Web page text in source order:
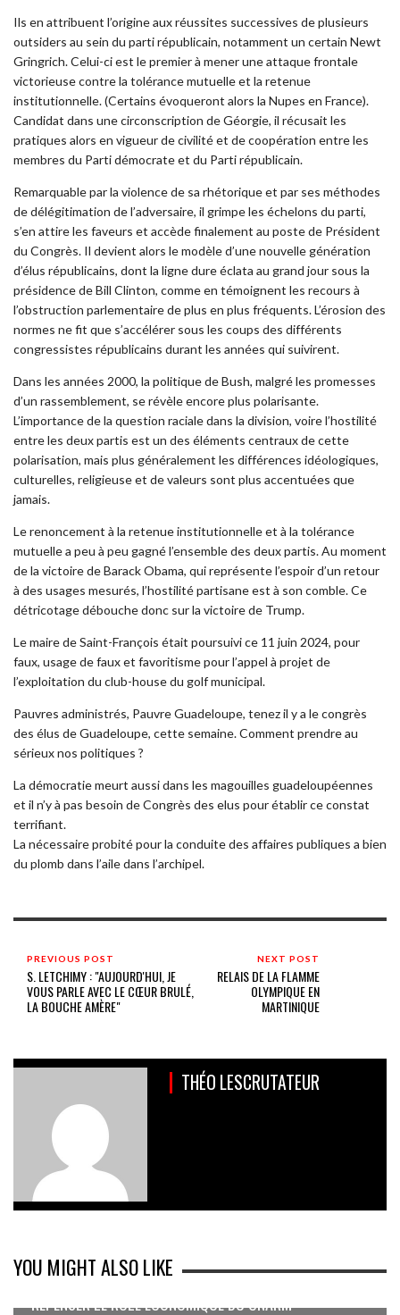
Ils en attribuent l’origine aux réussites successives de plusieurs
outsiders au sein du parti républicain, notamment un certain Newt
Gringrich. Celui-ci est le premier à mener une attaque frontale
victorieuse contre la tolérance mutuelle et la retenue
institutionnelle. (Certains évoqueront alors la Nupes en France).
Candidat dans une circonscription de Géorgie, il récusait les
pratiques alors en vigueur de civilité et de coopération entre les
membres du Parti démocrate et du Parti républicain.
Remarquable par la violence de sa rhétorique et par ses méthodes
de délégitimation de l’adversaire, il grimpe les échelons du parti,
s’en attire les faveurs et accède finalement au poste de Président
du Congrès. Il devient alors le modèle d’une nouvelle génération
d’élus républicains, dont la ligne dure éclata au grand jour sous la
présidence de Bill Clinton, comme en témoignent les recours à
l’obstruction parlementaire de plus en plus fréquents. L’érosion des
normes ne fit que s’accélérer sous les coups des différents
congressistes républicains durant les années qui suivirent.
Dans les années 2000, la politique de Bush, malgré les promesses
d’un rassemblement, se révèle encore plus polarisante.
L’importance de la question raciale dans la division, voire l’hostilité
entre les deux partis est un des éléments centraux de cette
polarisation, mais plus généralement les différences idéologiques,
culturelles, religieuse et de valeurs sont plus accentuées que
jamais.
Le renoncement à la retenue institutionnelle et à la tolérance
mutuelle a peu à peu gagné l’ensemble des deux partis. Au moment
de la victoire de Barack Obama, qui représente l’espoir d’un retour
à des usages mesurés, l’hostilité partisane est à son comble. Ce
détricotage débouche donc sur la victoire de Trump.
Le maire de Saint-François était poursuivi ce 11 juin 2024, pour
faux, usage de faux et favoritisme pour l’appel à projet de
l’exploitation du club-house du golf municipal.
Pauvres administrés, Pauvre Guadeloupe, tenez il y a le congrès
des élus de Guadeloupe, cette semaine. Comment prendre au
sérieux nos politiques ?
La démocratie meurt aussi dans les magouilles guadeloupéennes
et il n’y à pas besoin de Congrès des elus pour établir ce constat
terrifiant.
La nécessaire probité pour la conduite des affaires publiques a bien
du plomb dans l’aile dans l’archipel.
PREVIOUS POST
S. LETCHIMY : "AUJOURD'HUI, JE
VOUS PARLE AVEC LE CŒUR BRULÉ,
LA BOUCHE AMÈRE"
NEXT POST
RELAIS DE LA FLAMME
OLYMPIQUE EN
MARTINIQUE
THÉO LESCRUTATEUR
YOU MIGHT ALSO LIKE
REPENSER LE RÔLE ÉCONOMIQUE DU CNARM